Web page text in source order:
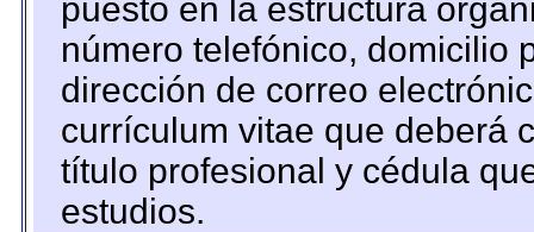
puesto en la estructura
número telefónico, domicilio
dirección de correo
currículum vitae que deberá
título profesional y cédula
estudios.